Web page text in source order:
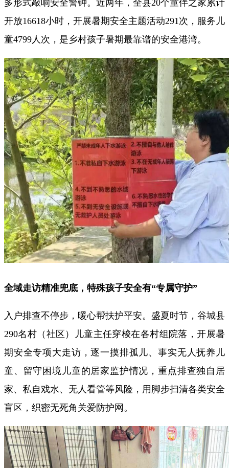
多形式敲响安全警钟。近两年，全县20个童伴之家累计
开放16618小时，开展暑期安全主题活动291次，服务儿
童4799人次，是乡村孩子暑期最靠谱的安全港湾。
全域走访精准兜底，特殊孩子安全有“专属守护”
入户排查不停步，暖心帮扶护平安。盛夏时节，谷城县
290名村（社区）儿童主任穿梭在各村组院落，开展暑
期安全专项大走访，逐一摸排孤儿、事实无人抚养儿
童、留守困境儿童的居家监护情况，重点排查独自居
家、私自戏水、无人看管等风险，用脚步扫清各类安全
盲区，织密无死角关爱防护网。